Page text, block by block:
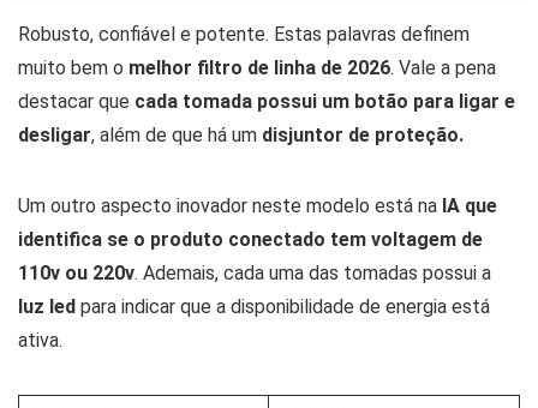
Robusto, confiável e potente. Estas palavras definem
muito bem o melhor filtro de linha de 2026. Vale a pena
destacar que cada tomada possui um botão para ligar e
desligar, além de que há um disjuntor de proteção.
Um outro aspecto inovador neste modelo está na IA que
identifica se o produto conectado tem voltagem de
110v ou 220v. Ademais, cada uma das tomadas possui a
luz led para indicar que a disponibilidade de energia está
ativa.